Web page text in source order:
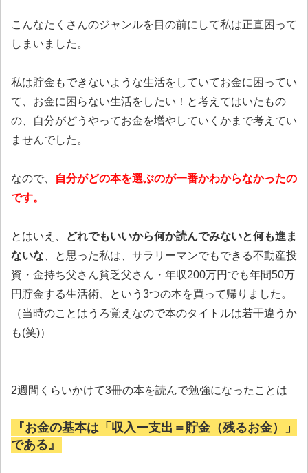
こんなたくさんのジャンルを目の前にして私は正直困って
しまいました。
私は貯金もできないような生活をしていてお金に困ってい
て、お金に困らない生活をしたい！と考えてはいたもの
の、自分がどうやってお金を増やしていくかまで考えてい
ませんでした。
なので、
自分がどの本を選ぶのが一番かわからなかったの
です。
とはいえ、
どれでもいいから何か読んでみないと何も進ま
ないな、と思った私は、サラリーマンでもできる不動産投
資・金持ち父さん貧乏父さん・年収200万円でも年間50万
円貯金する生活術、という3つの本を買って帰りました。
（当時のことはうろ覚えなので本のタイトルは若干違うか
も(笑)）
2週間くらいかけて3冊の本を読んで勉強になったことは
『お金の基本は「収入ー支出＝貯金（残るお金）」
である』